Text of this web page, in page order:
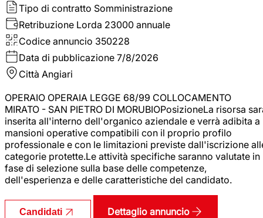
Tipo di contratto Somministrazione
Retribuzione Lorda 23000 annuale
Codice annuncio 350228
Data di pubblicazione 7/8/2026
Città Angiari
OPERAIO OPERAIA LEGGE 68/99 COLLOCAMENTO
MIRATO - SAN PIETRO DI MORUBIOPosizioneLa risorsa
inserita all'interno dell'organico aziendale e verrà adibita a
mansioni operative compatibili con il proprio profilo
professionale e con le limitazioni previste dall'iscrizione
categorie protette.Le attività specifiche saranno valutate in
fase di selezione sulla base delle competenze,
dell'esperienza e delle caratteristiche del candidato.
Candidati Dettaglio annuncio